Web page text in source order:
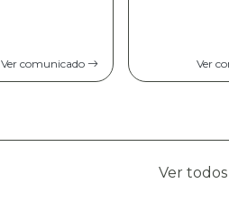
Ver comunicado Ver
Ver todos